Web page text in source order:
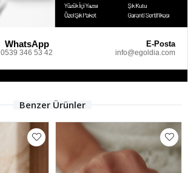
WhatsApp
0539 346 53 42
E-Posta
info@egoldia.com
Benzer Ürünler